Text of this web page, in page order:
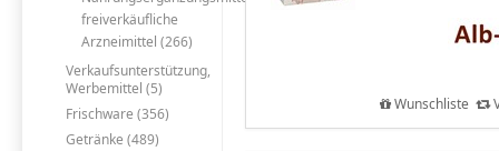
freiverkäufliche
Arzneimittel (266)
Verkaufsunterstützung,
Werbemittel (5)
Frischware (356)
Getränke (489)
Wunschliste